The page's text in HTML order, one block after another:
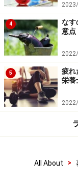
悪く言うような
っているような
しなくても構いま
食事が楽しめる
「作業」にしか
あれば、割り切
わると面倒さは
た料理を選ぶの
4
なす
意点
5
疲れ
栄養
All About >